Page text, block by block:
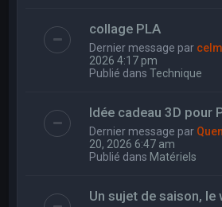
collage PLA
Dernier message par
2026 4:17 pm
Publié dansTechnique
Idée cadeau 3D pour
Dernier message par
20, 2026 6:47 am
Publié dans Matériels
Un sujet de saison, le